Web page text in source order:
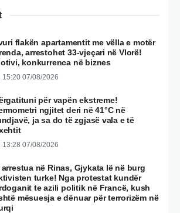
flakën apartamentit me vëlla e motër
arrestohet 33-vjeçari në Vlorë!
konkurrenca në biznes
15:20 07/08/2026
për vapën ekstreme!
ngjitet deri në 41°C në
ja sa do të zgjasë vala e të
13:28 07/08/2026
arrestua në Rinas, Gjykata lë në burg
turke! Nga protestat kundër
te azili politik në Francë, kush
mësuesja e dënuar për terrorizëm në